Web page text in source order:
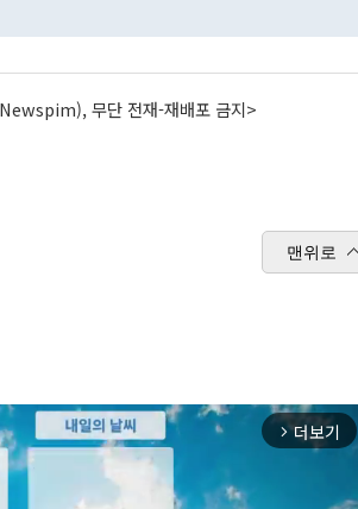
무단 전재-재배포 금지>
맨위로
arrow_forward_ios 더보기